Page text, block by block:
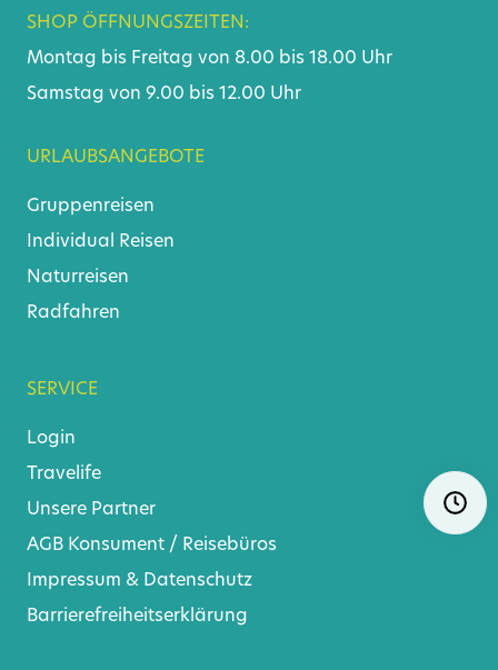
SHOP ÖFFNUNGSZEITEN:
Montag bis Freitag von 8.00 bis 18.00 Uhr
Samstag von 9.00 bis 12.00 Uhr
URLAUBSANGEBOTE
Gruppenreisen
Individual Reisen
Naturreisen
Radfahren
SERVICE
Login
Travelife
Unsere Partner
AGB Konsument / Reisebüros
Impressum & Datenschutz
Barrierefreiheitserklärung